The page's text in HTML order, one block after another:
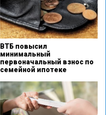
ВТБ повысил
минимальный
первоначальный взнос по
семейной ипотеке